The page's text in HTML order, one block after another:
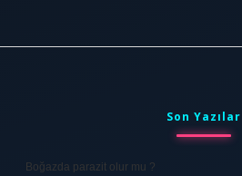
Son Yazılar
Boğazda parazit olur mu ?